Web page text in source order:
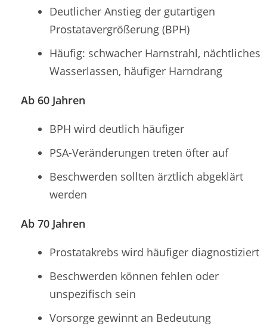
Deutlicher Anstieg der gutartigen
Prostatavergrößerung (BPH)
Häufig: schwacher Harnstrahl, nächtliches
Wasserlassen, häufiger Harndrang
Ab 60 Jahren
BPH wird deutlich häufiger
PSA-Veränderungen treten öfter auf
Beschwerden sollten ärztlich abgeklärt
werden
Ab 70 Jahren
Prostatakrebs wird häufiger diagnostiziert
Beschwerden können fehlen oder
unspezifisch sein
Vorsorge gewinnt an Bedeutung